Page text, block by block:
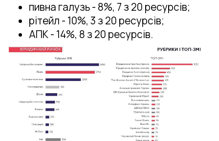
пивна галузь - 8%, 7 з 20 ресурсів;
рітейл - 10%, 3 з 20 ресурсів;
АПК - 14%, 8 з 20 ресурсів.